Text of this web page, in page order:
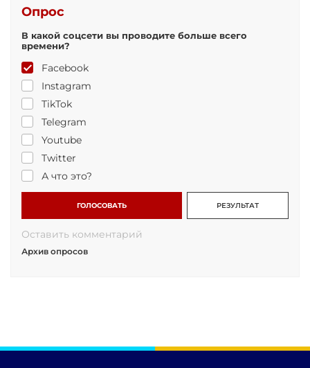
Опрос
В какой соцсети вы проводите больше всего
времени?
Facebook
Instagram
TikTok
Telegram
Youtube
Twitter
А что это?
ГОЛОСОВАТЬ РЕЗУЛЬТАТ
Оставить комментарий
Архив опросов